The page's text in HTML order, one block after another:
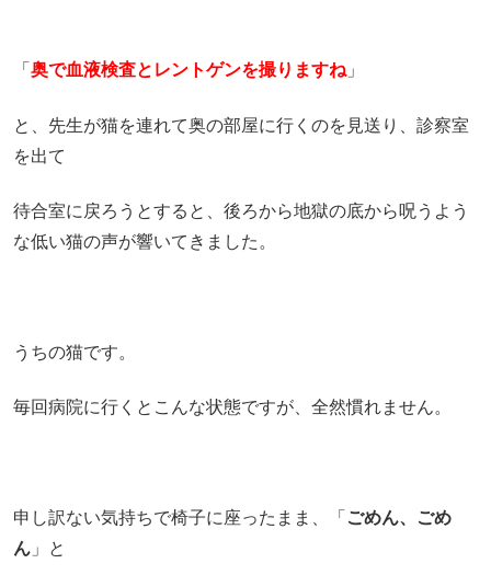
「 奥で血液検査とレントゲンを撮りますね 」
と、先生が猫を連れて奥の部屋に行くのを見送り、診察室
を出て
待合室に戻ろうとすると、後ろから地獄の底から呪うよう
な低い猫の声が響いてきました。
うちの猫です。
毎回病院に行くとこんな状態ですが、全然慣れません。
申し訳ない気持ちで椅子に座ったまま、「 ごめん、ごめ
ん 」と